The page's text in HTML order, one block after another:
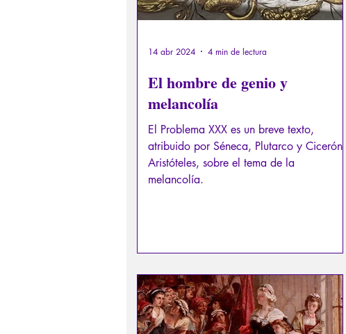
El hombre de genio y
melancolía
El Problema XXX es un breve texto,
atribuido por Séneca, Plutarco y Cicerón a
Aristóteles, sobre el tema de la
melancolía.
14 abr 2024 4 min de lectura